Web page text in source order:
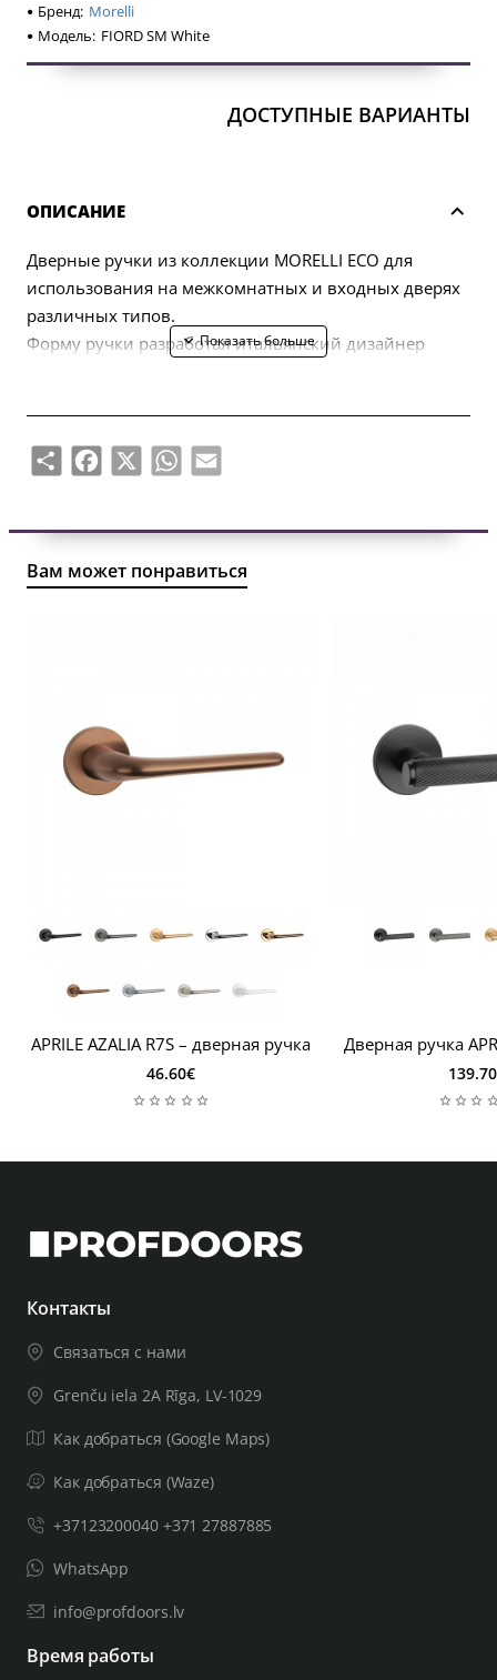
Бренд: Morelli
Модель: FIORD SM White
ДОСТУПНЫЕ ВАРИАНТЫ
ОПИСАНИЕ
Дверные ручки из коллекции MORELLI ECO для
использования на межкомнатных и входных дверях
различных типов.
Форму ручки разработал итальянский дизайнер
четырехгранный стержень, шестигранный ключ).
ShareFacebook
X WhatsApp
Email
Вам может понравиться
APRILE AZALIA R7S – дверная ручка
46.60€
Дверная ручка
Контакты
Связаться с нами
Grenču iela 2A Rīga, LV-1029
Как добраться (Google Maps)
Как добраться (Waze)
+37123200040 +371 27887885
WhatsApp
info@profdoors.lv
Время работы